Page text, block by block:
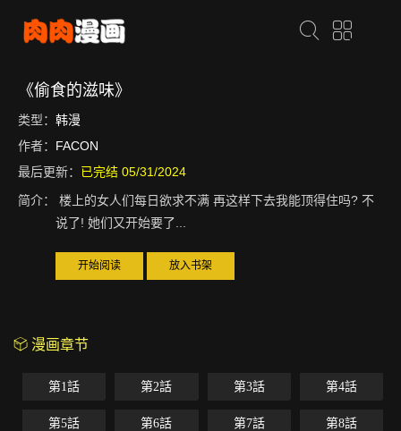
《偷食的滋味》
类型： 韩漫
作者： FACON
最后更新： 已完结 05/31/2024
简介：
楼上的女人们每日欲求不满 再这样下去我能顶得住吗? 不
说了! 她们又开始要了...
开始阅读 放入书架
漫画章节
第1話 第2話 第3話 第4話
第5話 第6話 第7話 第8話